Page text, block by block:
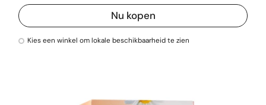
Nu kopen
Kies een winkel om lokale beschikbaarheid te zien